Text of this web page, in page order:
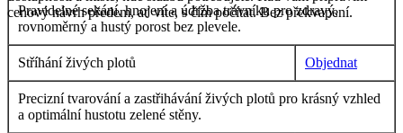
cenový návrh předem, ať víte, s čím počítat. Bez překvapení.
Pravidelné sekání, hnojení a údržba trávníku pro zdravý,
rovnoměrný a hustý porost bez plevele.
Stříhání živých plotů Objednat
Precizní tvarování a zastřihávání živých plotů pro krásný vzhled
a optimální hustotu zelené stěny.